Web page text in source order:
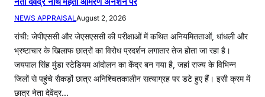
NEWS APPRAISAL August 2, 2026
रांची: जेपीएससी और जेएसएससी की परीक्षाओं में कथित अनियमितताओं, धांधली और
भ्रष्टाचार के खिलाफ छात्रों का विरोध प्रदर्शन लगातार तेज होता जा रहा है।
जयपाल सिंह मुंडा स्टेडियम आंदोलन का केंद्र बन गया है, जहां राज्य के विभिन्न
जिलों से पहुंचे सैकड़ों छात्र अनिश्चितकालीन सत्याग्रह पर डटे हुए हैं। इसी क्रम में
छात्र नेता देवेंद्र…